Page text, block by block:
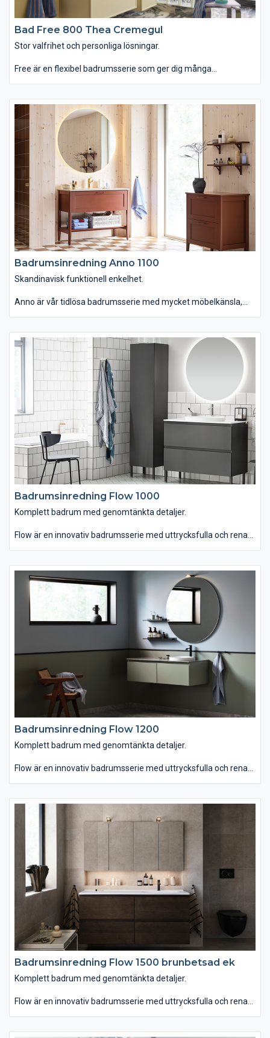
Bad Free 800 Thea Cremegul
Stor valfrihet och personliga lösningar.
Free är en flexibel badrumsserie som ger dig många
kan få ett både modernt och traditionellt utseende, beroende
på ditt val av till exempel lucka, kulör och handtag. Det minsta
tvättstället är smalare och grundare än vad som är vanligt och
perfekt för små badrum. Free passar dig som vill ha ett badrum
som erbjuder stor valfrihet och personliga lösningar.
Badrumsinredning Anno 1100
Skandinavisk funktionell enkelhet.
Anno är vår tidlösa badrumsserie med mycket möbelkänsla,
finns i tre bredder med topplatta i kompositsten samt
förvaringsskåp, högskåp och vägghylla. Du kan välja kulörer och
uttryck, så att serien kommer till sin rätt både i moderna och
traditionella miljöer. Anno passar dig som vill ha ett tidlöst
badrum med skandinavisk funktionell enkelhet.
Badrumsinredning Flow 1000
Komplett badrum med genomtänkta detaljer.
Flow är en innovativ badrumsserie med uttrycksfulla och rena
ett lite annorlunda uttryck kan du istället välja det
seminedfällda tvättstället Zone i oval eller rund form. Till det
kommer alla förvaringslösningar du kan önska. Passar dig som
vill ha ett komplett badrum med omsorgsfullt genomtänkta
Badrumsinredning Flow 1200
Komplett badrum med genomtänkta detaljer.
Flow är en innovativ badrumsserie med uttrycksfulla och rena
ett lite annorlunda uttryck kan du istället välja det
kommer alla förvaringslösningar du kan önska. Passar dig som
Badrumsinredning Flow 1500 brunbetsad ek
Komplett badrum med genomtänkta detaljer.
Flow är en innovativ badrumsserie med uttrycksfulla och rena
ett lite annorlunda uttryck kan du istället välja det